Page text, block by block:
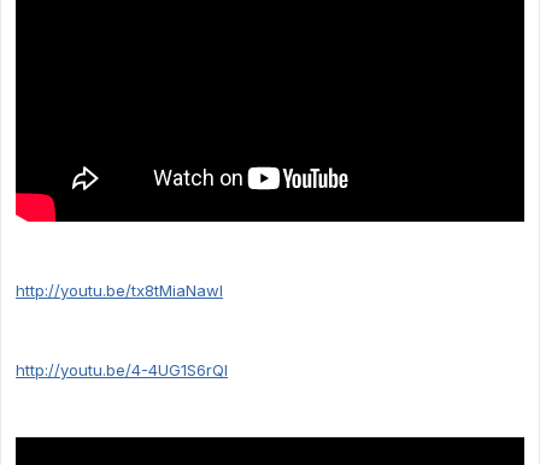
http://youtu.be/tx8tMiaNawI
http://youtu.be/4-4UG1S6rQI